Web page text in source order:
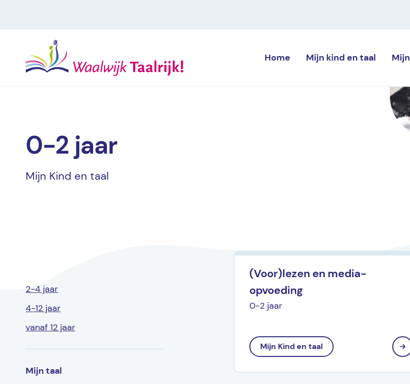
Home Mijn kind en taal Mijn
0-2 jaar
Mijn Kind en taal
2-4 jaar
4-12 jaar
vanaf 12 jaar
Mijn taal
(Voor)lezen en media-
opvoeding
0-2 jaar
Mijn Kind en taal